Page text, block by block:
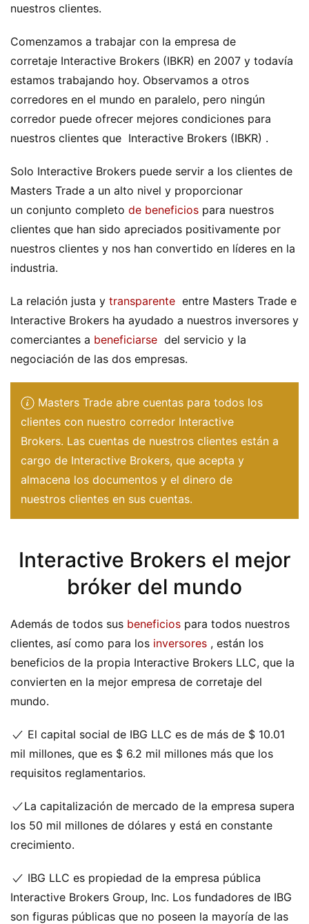
nuestros clientes.
Comenzamos a trabajar con la empresa de
corretaje Interactive Brokers (IBKR) en 2007 y todavía
estamos trabajando hoy. Observamos a otros
corredores en el mundo en paralelo, pero ningún
corredor puede ofrecer mejores condiciones para
nuestros clientes que Interactive Brokers (IBKR) .
Solo Interactive Brokers puede servir a los clientes de
Masters Trade a un alto nivel y proporcionar
un conjunto completo de beneficios para nuestros
clientes que han sido apreciados positivamente por
nuestros clientes y nos han convertido en líderes en la
industria.
La relación justa y transparente entre Masters Trade e
Interactive Brokers ha ayudado a nuestros inversores y
comerciantes a beneficiarse del servicio y la
negociación de las dos empresas.
Masters Trade abre cuentas para todos los
clientes con nuestro corredor Interactive
Brokers. Las cuentas de nuestros clientes están a
cargo de Interactive Brokers, que acepta y
almacena los documentos y el dinero de
nuestros clientes en sus cuentas.
Interactive Brokers el mejor
bróker del mundo
Además de todos sus beneficios para todos nuestros
clientes, así como para los inversores , están los
beneficios de la propia Interactive Brokers LLC, que la
convierten en la mejor empresa de corretaje del
mundo.
El capital social de IBG LLC es de más de $ 10.01
mil millones, que es $ 6.2 mil millones más que los
requisitos reglamentarios.
La capitalización de mercado de la empresa supera
los 50 mil millones de dólares y está en constante
crecimiento.
IBG LLC es propiedad de la empresa pública
Interactive Brokers Group, Inc. Los fundadores de IBG
son figuras públicas que no poseen la mayoría de las